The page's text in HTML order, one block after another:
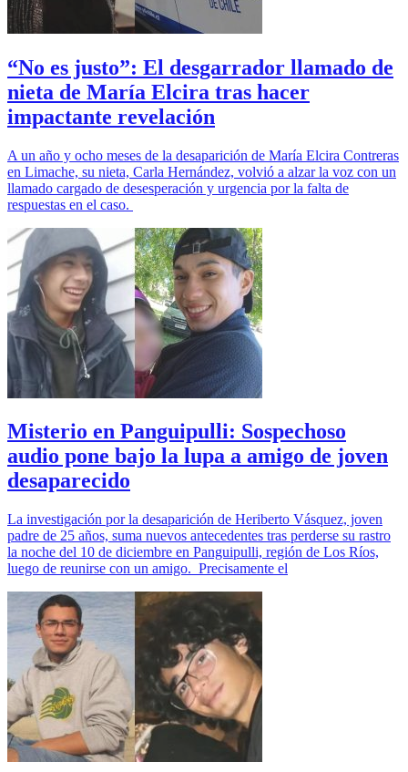
“No es justo”: El desgarrador llamado de
nieta de María Elcira tras hacer
impactante revelación
A un año y ocho meses de la desaparición de María Elcira Contreras
en Limache, su nieta, Carla Hernández, volvió a alzar la voz con un
llamado cargado de desesperación y urgencia por la falta de
respuestas en el caso.
Misterio en Panguipulli: Sospechoso
audio pone bajo la lupa a amigo de joven
desaparecido
La investigación por la desaparición de Heriberto Vásquez, joven
padre de 25 años, suma nuevos antecedentes tras perderse su rastro
la noche del 10 de diciembre en Panguipulli, región de Los Ríos,
luego de reunirse con un amigo. Precisamente el